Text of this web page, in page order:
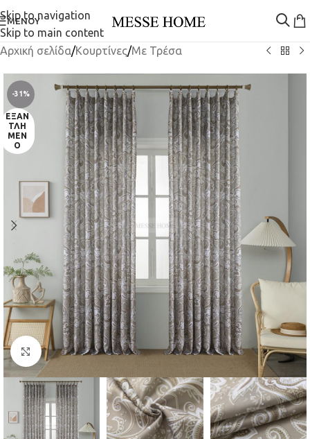
Skip to navigation
Skip to main content
ΜΕΝΟΎ
Αρχική σελίδα/Κουρτίνες/Mε Τρέσα
-31%
ΕΞΑΝ
ΤΛΗ
ΜΈΝ
Ο
Κλικ για μεγέθυνση